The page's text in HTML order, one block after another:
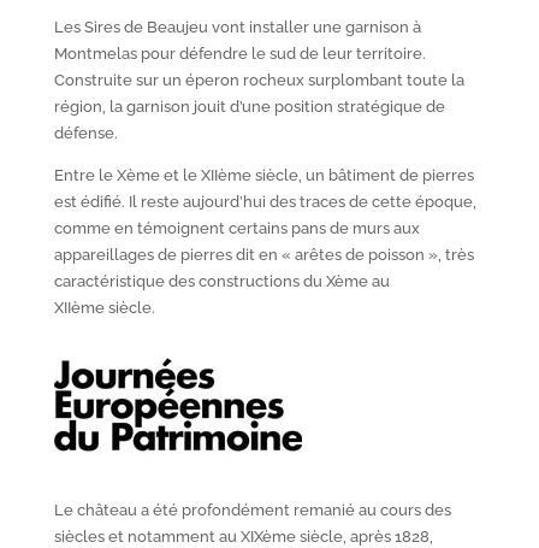
Les Sires de Beaujeu vont installer une garnison à
Montmelas pour défendre le sud de leur territoire.
Construite sur un éperon rocheux surplombant toute la
région, la garnison jouit d’une position stratégique de
défense.
Entre le Xèmeet le XIIèmesiècle, un bâtiment de pierres
est édifié. Il reste aujourd’hui des traces de cette époque,
comme en témoignent certains pans de murs aux
appareillages de pierres dit en « arêtes de poisson », très
caractéristique des constructions du Xèmeau
XIIèmesiècle.
Le château a été profondément remanié au cours des
siècles et notamment au XIXèmesiècle, après 1828,